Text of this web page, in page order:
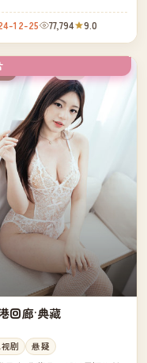
荐观看。
12-25 77,794 9.0
回廊·典藏
剧 悬疑